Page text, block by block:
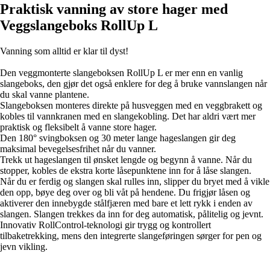
Praktisk vanning av store hager med
Veggslangeboks RollUp L
Vanning som alltid er klar til dyst!
Den veggmonterte slangeboksen RollUp L er mer enn en vanlig
slangeboks, den gjør det også enklere for deg å bruke vannslangen når
du skal vanne plantene.
Slangeboksen monteres direkte på husveggen med en veggbrakett og
kobles til vannkranen med en slangekobling. Det har aldri vært mer
praktisk og fleksibelt å vanne store hager.
Den 180° svingboksen og 30 meter lange hageslangen gir deg
maksimal bevegelsesfrihet når du vanner.
Trekk ut hageslangen til ønsket lengde og begynn å vanne. Når du
stopper, kobles de ekstra korte låsepunktene inn for å låse slangen.
Når du er ferdig og slangen skal rulles inn, slipper du bryet med å vikle
den opp, bøye deg over og bli våt på hendene. Du frigjør låsen og
aktiverer den innebygde stålfjæren med bare et lett rykk i enden av
slangen. Slangen trekkes da inn for deg automatisk, pålitelig og jevnt.
Innovativ RollControl-teknologi gir trygg og kontrollert
tilbaketrekking, mens den integrerte slangeføringen sørger for pen og
jevn vikling.